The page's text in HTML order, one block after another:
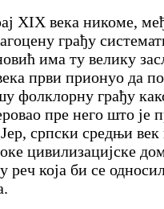
XIX века никоме,
грађу
има ту велику
први прионуо да
фолклорну грађу
пре него што је
српски средњи век
цивилизацијске
реч која би се